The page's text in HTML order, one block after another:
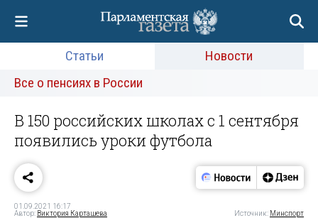
Статьи
Новости
Все о пенсиях в России
В 150 российских школах с 1 сентября
появились уроки футбола
01.09.2021 16:17
Автор: Виктория Карташева Источник: Минспорт